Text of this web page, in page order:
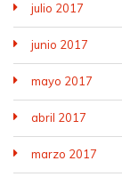
julio 2017
junio 2017
mayo 2017
abril 2017
marzo 2017